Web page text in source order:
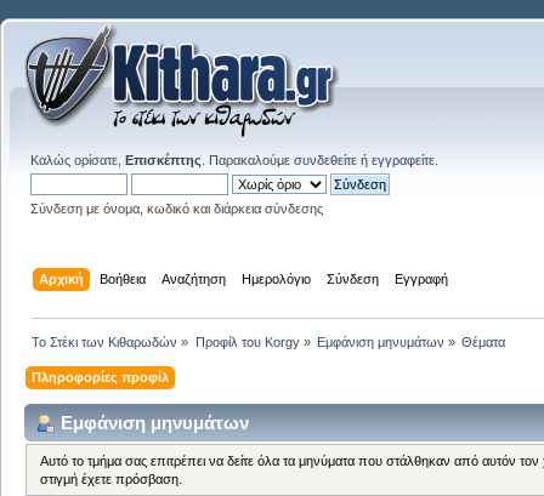
Καλώς ορίσατε, Επισκέπτης . Παρακαλούμε συνδεθείτε ή εγγραφείτε
Σύνδεση με όνομα, κωδικό και διάρκεια σύνδεσης
Αρχική Βοήθεια Αναζήτηση Ημερολόγιο Σύνδεση Εγγραφή
Το Στέκι των Κιθαρωδών » Προφίλ του Korgy» Εμφάνιση μηνυμάτων » Θέματα
Πληροφορίες προφίλ
Εμφάνιση μηνυμάτων
Αυτό το τμήμα σας επιτρέπει να δείτε όλα τα μηνύματα που στάλθηκαν από αυτόν
στιγμή έχετε πρόσβαση.